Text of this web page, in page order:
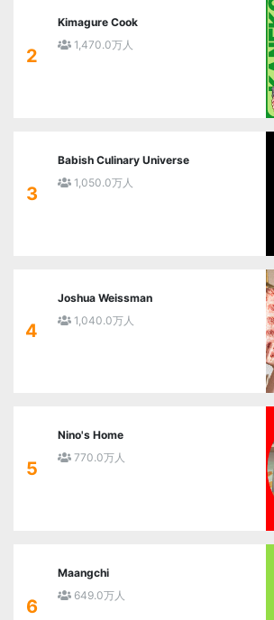
2
Kimagure Cook
1,470.0万人
3
Babish Culinary Universe
1,050.0万人
4
Joshua Weissman
1,040.0万人
5
Nino's Home
770.0万人
6
Maangchi
649.0万人